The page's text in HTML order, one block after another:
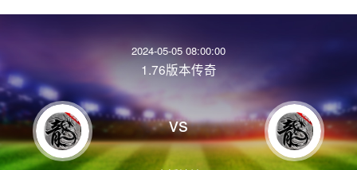
2024-05-05 08:00:00
1.76版本传奇
vs